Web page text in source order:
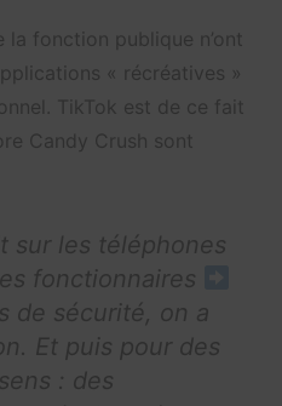
la fonction publique n’ont
« récréatives »
TikTok est de ce fait
Candy Crush sont
sur les téléphones
fonctionnaires
de sécurité, on a
Et puis pour des
: des